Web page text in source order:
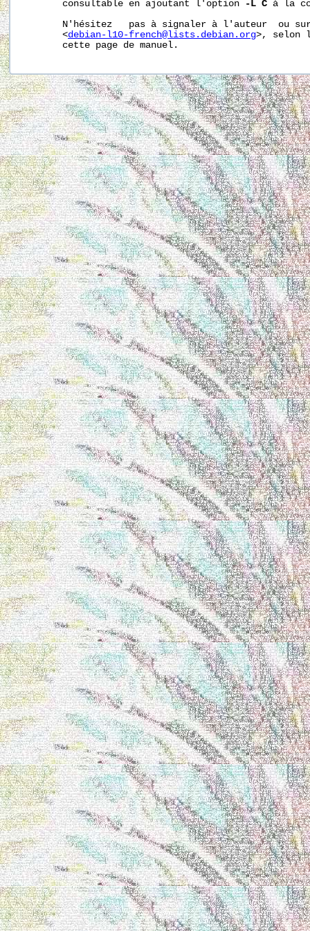
       consultable en ajoutant l'option
-L C à la
N'hésitez   pas à signaler à l'auteur  ou
       <
debian-l10-french@lists.debian.org>, selon